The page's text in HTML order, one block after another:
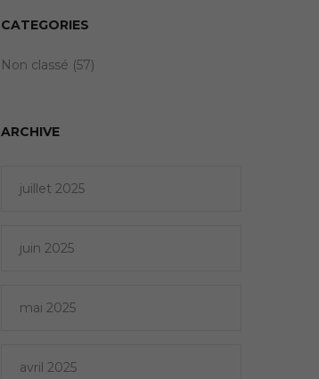
CATEGORIES
Non classé (57)
ARCHIVE
juillet 2025
juin 2025
mai 2025
avril 2025